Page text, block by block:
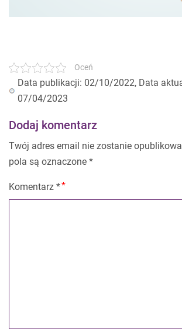
Oceń
Data publikacji: 02/10/2022, Data
07/04/2023
Dodaj komentarz
Twój adres email nie zostanie
pola są oznaczone *
Komentarz *